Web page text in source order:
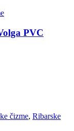
PVC
čizme, Ribarske